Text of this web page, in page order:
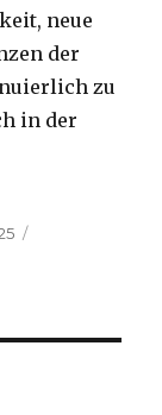
neue
der
zu
in der